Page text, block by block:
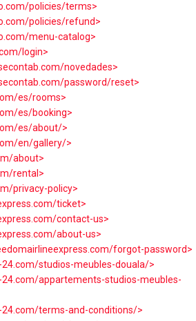
policies/terms>
policies/refund>
menu-catalog>
login>
novedades>
password/reset>
es/rooms>
es/booking>
es/about/>
en/gallery/>
about>
rental>
privacy-policy>
ticket>
contact-us>
about-us>
forgot-password>
studios-meubles-douala/>
appartements-studios-meubles-
terms-and-conditions/>